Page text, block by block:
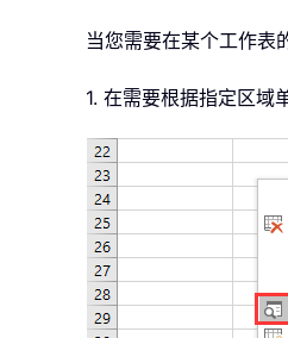
当您需要在某个工作表
1. 在需要根据指定区域